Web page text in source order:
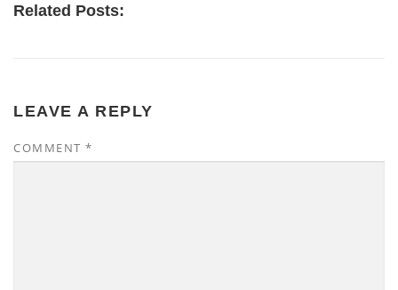
Related Posts:
LEAVE A REPLY
COMMENT *